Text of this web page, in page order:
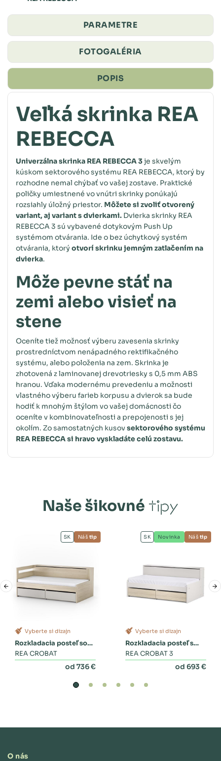
PARAMETRE
FOTOGALÉRIA
POPIS
Veľká skrinka REA
REBECCA
Univerzálna skrinka REA REBECCA 3je skvelým
kúskom sektorového systému REA REBECCA, ktorý by
rozhodne nemal chýbať vo vašej zostave. Praktické
poličky umiestnené vo vnútri skrinky ponúkajú
rozsiahly úložný priestor. Môžete si zvoliť otvorený
variant, aj variant s dvierkami. Dvierka skrinky REA
REBECCA 3 sú vybavené dotykovým Push Up
systémom otvárania. Ide o bez úchytkový systém
otvárania, ktorý otvorí skrinku jemným zatlačením na
dvierka.
Môže pevne stáť na
zemi alebo visieť na
stene
Oceníte tiež možnosť výberu zavesenia skrinky
prostredníctvom nenápadného rektifikačného
systému, alebo položenia na zem. Skrinka je
zhotovená z laminovanej drevotriesky s 0,5 mm ABS
hranou. Vďaka modernému prevedeniu a možnosti
vlastného výberu farieb korpusu a dvierok sa bude
hodiť k mnohým štýlom vo vašej domácnosti čo
oceníte v kombinovateľnosti a prepojenosti s jej
okolím. Zo samostatných kusovsektorového systému
REA REBECCA si hravo vyskladáte celú zostavu.
Naše šikovné tipy
Vyberte si dizajn
Rozkladacia posteľ so
zásuvkami
REA CROBAT
od 736 €
SK Náš tip
Vyberte si dizajn
Rozkladacia posteľ s
dvoma zásuvkami a
REA CROBAT 3
od 693 €
SK Novinka Náš tip
O nás